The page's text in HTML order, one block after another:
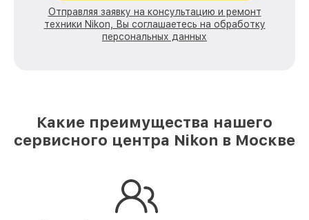
Отправляя заявку на консультацию и ремонт
техники Nikon, Вы соглашаетесь на обработку
персональных данных
Какие преимущества нашего
сервисного центра Nikon в Москве